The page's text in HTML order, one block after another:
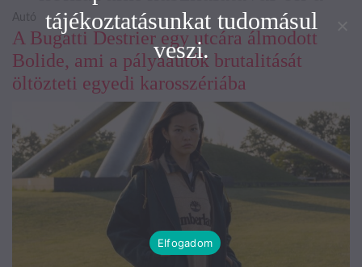
A Bugatti Destrier egy utcára álmodott
Bolide, ami a pályaautók brutalitását
öltözteti egyedi karosszériába
Autó
tájékoztatásunkat tudomásul
veszi.
Elfogadom